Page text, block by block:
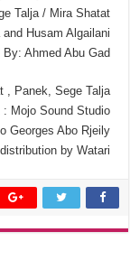
Talja / Mira Shatat
Husam Algailani
Ahmed Abu Gad
, Panek, Sege Talja
: Mojo Sound Studio
Georges Abo Rjeily
by Watari